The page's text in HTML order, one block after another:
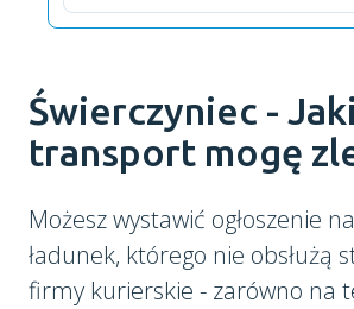
Świerczyniec - Jaki
transport mogę
Możesz wystawić ogłoszenie
ładunek, którego nie obsłużą
firmy kurierskie - zarówno na